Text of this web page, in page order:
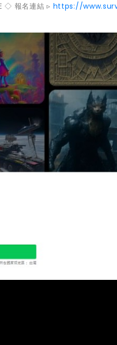
◇ 報名連結 ▹ https://